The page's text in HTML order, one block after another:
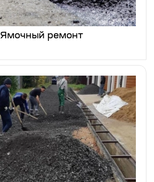
Ямочный ремонт